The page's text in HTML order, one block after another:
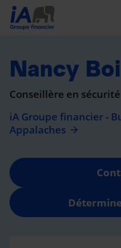
Nancy
Conseillère en
iA Groupe financier -
Appalaches